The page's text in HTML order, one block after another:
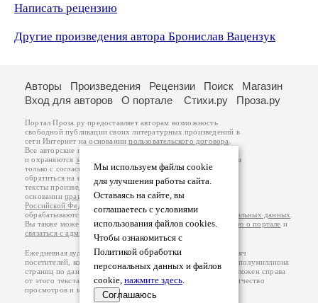
Написать рецензию
Другие произведения автора Бронислав Вацензук
Мы используем файлы cookie
для улучшения работы сайта.
Оставаясь на сайте, вы
соглашаетесь с условиями
использования файлов cookies.
Чтобы ознакомиться с
Политикой обработки
персональных данных и файлов
cookie, нажмите здесь.
Соглашаюсь
Авторы Произведения Рецензии Поиск
Магазин
Вход для авторов
О портале Стихи.ру Проза.ру
Портал Проза.ру предоставляет авторам возможность
свободной публикации своих литературных произведений в
сети Интернет на основаниипользовательского договора
Все авторские права на произведения принадлежат авторам
и охраняются законом
. Перепечатка произведений возможна
только с согласия его автора, к которому вы можете
обратиться на его авторской странице. Ответственность за
тексты произведений авторы несут самостоятельно на
основанииправил публикацииизаконодательства
Российской Федерации
обрабатываются на основанииПолитики обработки персональных данных
Вы также можете посмотреть более подробнуюинформацию о портале и
связаться с администрацией
Ежедневная аудитория портала Проза.ру – порядка 100 тысяч
посетителей, которые в общей сумме просматривают более полумиллиона
страниц по данным счетчика посещаемости, который расположен справа
от этого текста. В каждой графе указано по две цифры: количество
просмотров и количество посетителей.